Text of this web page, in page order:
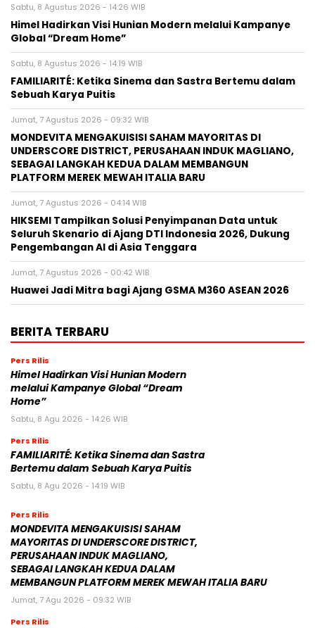
Sabtu, 8 Agustus 2026 - 14:26 WIB
Himel Hadirkan Visi Hunian Modern melalui Kampanye
Global “Dream Home”
Sabtu, 8 Agustus 2026 - 14:19 WIB
FAMILIARITÉ: Ketika Sinema dan Sastra Bertemu dalam
Sebuah Karya Puitis
Jumat, 7 Agustus 2026 - 09:32 WIB
MONDEVITA MENGAKUISISI SAHAM MAYORITAS DI
UNDERSCORE DISTRICT, PERUSAHAAN INDUK MAGLIANO,
SEBAGAI LANGKAH KEDUA DALAM MEMBANGUN
PLATFORM MEREK MEWAH ITALIA BARU
Jumat, 7 Agustus 2026 - 04:14 WIB
HIKSEMI Tampilkan Solusi Penyimpanan Data untuk
Seluruh Skenario di Ajang DTI Indonesia 2026, Dukung
Pengembangan AI di Asia Tenggara
Jumat, 7 Agustus 2026 - 00:42 WIB
Huawei Jadi Mitra bagi Ajang GSMA M360 ASEAN 2026
BERITA TERBARU
Pers Rilis
Himel Hadirkan Visi Hunian Modern
melalui Kampanye Global “Dream
Home”
Sabtu, 8 Agu 2026 - 14:26 WIB
Pers Rilis
FAMILIARITÉ: Ketika Sinema dan Sastra
Bertemu dalam Sebuah Karya Puitis
Sabtu, 8 Agu 2026 - 14:19 WIB
Pers Rilis
MONDEVITA MENGAKUISISI SAHAM
MAYORITAS DI UNDERSCORE DISTRICT,
PERUSAHAAN INDUK MAGLIANO,
SEBAGAI LANGKAH KEDUA DALAM
MEMBANGUN PLATFORM MEREK MEWAH ITALIA BARU
Jumat, 7 Agu 2026 - 09:32 WIB
Pers Rilis